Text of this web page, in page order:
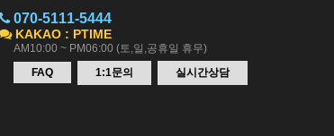
070-5111-5444
KAKAO : PTIME
AM10:00 ~ PM06:00 (토,일,공휴일 휴무)
FAQ
1:1문의 실시간상담